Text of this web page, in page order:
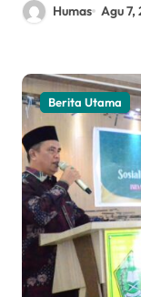
Humas Agu 7,
Berita Utama